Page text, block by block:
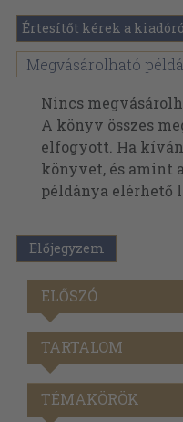
Értesítőt kérek a
Megvásárolható
Nincs
A könyv összes
elfogyott. Ha
könyvet, és amint
példánya elérhető
Előjegyzem
ELŐSZÓ
TARTALOM
TÉMAKÖRÖK